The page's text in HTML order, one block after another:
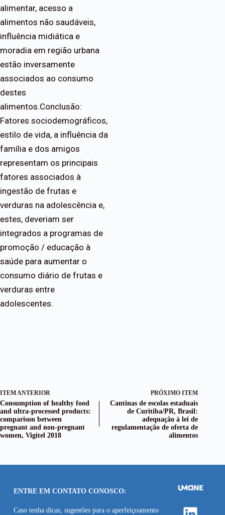
alimentar, acesso a
alimentos não saudáveis,
influência midiática e
moradia em região urbana
estão inversamente
associados ao consumo
destes
alimentos.Conclusão:
Fatores sociodemográficos,
estilo de vida, a influência da
família e dos amigos
representam os principais
fatores associados à
ingestão de frutas e
verduras na adolescência e,
estes, deveriam ser
integrados a programas de
promoção / educação à
saúde para aumentar o
consumo diário de frutas e
verduras entre
adolescentes.
ITEM ANTERIOR
Consumption of healthy food
and ultra-processed products:
comparison between
pregnant and non-pregnant
women, Vigitel 2018
PRÓXIMO ITEM
Cantinas de escolas estaduais
de Curitiba/PR, Brasil:
adequação à lei de
regulamentação de oferta de
alimentos
ENTRE EM CONTATO CONOSCO:
Caso tenha dicas, sugestões para o aperfeiçoamento